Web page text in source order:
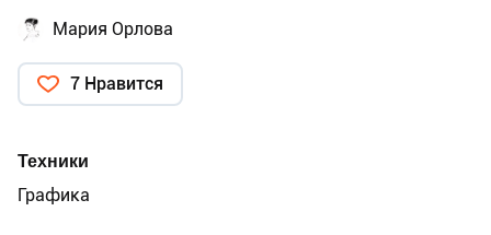
Мария Орлова
7 Нравится
Техники
Графика